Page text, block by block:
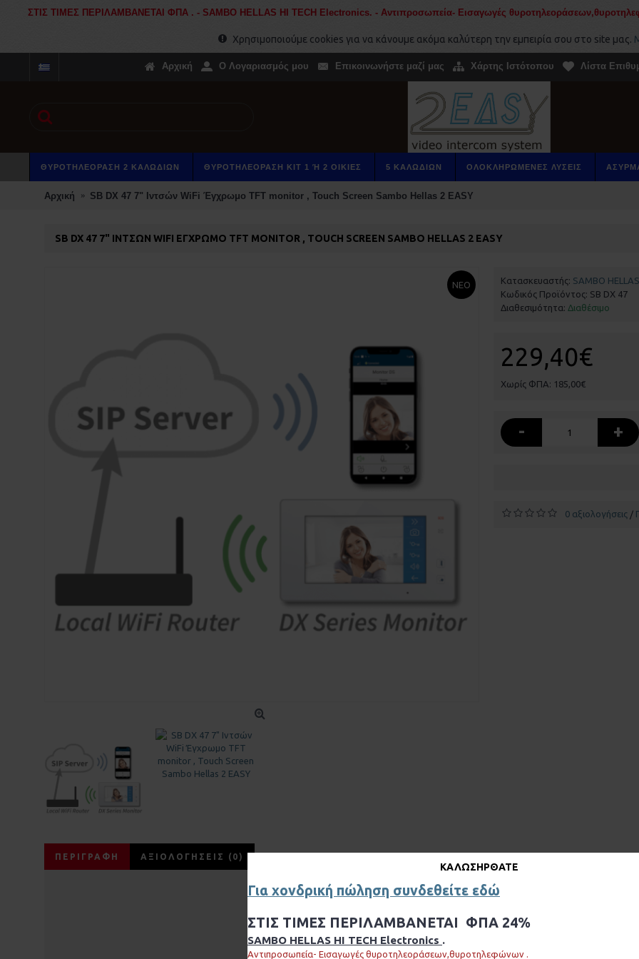
ΚΑΛΩΣΉΡΘΑΤΕ
Για χονδρική πώληση συνδεθείτε εδώ
ΣΤΙΣ ΤΙΜΕΣ ΠΕΡΙΛΑΜΒΑΝΕΤΑΙ ΦΠΑ 24%
SAMBO HELLAS HI TECH Electronics .
Αντιπροσωπεία- Εισαγωγές θυροτηλεοράσεων,θυροτηλεφώνων .
ΣΤΙΣ ΤΙΜΕΣ ΠΕΡΙΛΑΜΒΑΝΕΤΑΙ ΦΠΑ . - SAMBO HELLAS HI TECH Electronics. - Αντιπροσωπεία- Εισαγωγές
Χρησιμοποιούμε cookies για να κάνουμε ακόμα καλύτερη την εμπειρία σου στο site μας.
Αρχική O Λογαριασμός μου Επικοινωνήστε μαζί μας Χάρτης Ιστότοπου Λίστα
ΘΥΡΟΤΗΛΕΟΡΑΣΗ 2 ΚΑΛΩΔΙΩΝ ΘΥΡΟΤΗΛΕΟΡΑΣΗ KIT 1 Ή 2 ΟΙΚΙΕΣ 5 ΚΑΛΩΔΙΩΝ ΟΛΟΚΛΗΡΩΜΕΝΕΣ ΛΥΣΕΙΣ
Αρχική SB DX 47 7" Ιντσών WiFi Έγχρωμο TFT monitor , Touch Screen Sambo Hellas 2 EASY
SB DX 47 7" ΙΝΤΣΏΝ WIFI ΈΓΧΡΩΜΟ TFT MONITOR , TOUCH SCREEN SAMBO HELLAS 2 EASY
ΝΕΟ Κατασκευαστής: SAMBO
Κωδικός Προϊόντος: SB DX 47
Διαθεσιμότητα: Διαθέσιμο
229,40€
Χωρίς ΦΠΑ: 185,00€
- +
0 αξιολογήσεις /
ΠΕΡΙΓΡΑΦΉ ΑΞΙΟΛΟΓΉΣΕΙΣ (0)
ΥΒΡΙΔΙΚΟ ΜΟΝΙΤΟΡ ΘΥΡΟΤΗΛΕΟΡΑΣΗΣ
Άψογη